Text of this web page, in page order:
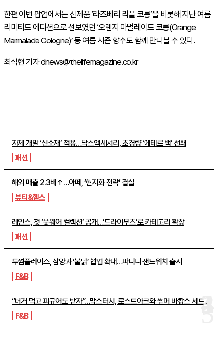
자체 개발 ‘신소재’ 적용…닥스액세서리, 초경량 ‘에테르 백’ 선봬
패션
해외 매출 2.3배↑…아떼, ‘현지화 전략’ 결실
뷰티&헬스
레인스, 첫 ‘풋웨어 컬렉션’ 공개…’드라이부츠’로 카테고리 확장
패션
투썸플레이스, 삼양과 ‘불닭’ 협업 확대…파니니·샌드위치 출시
F&B
“버거 먹고 피규어도 받자”…맘스터치, 로스트아크와 썸머 바캉스 세트...
F&B
한편 이번 팝업에서는 신제품 ‘라즈베리 리플 코롱’을 비롯해 지난 여름
리미티드 에디션으로 선보였던 ‘오렌지 마멀레이드 코롱(Orange
Marmalade Cologne)’ 등 여름 시즌 향수도 함께 만나볼 수 있다.
최석현 기자 dnews@thelifemagazine.co.kr